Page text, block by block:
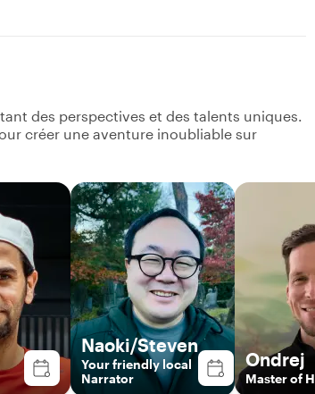
des perspectives et des talents uniques.
créer une aventure inoubliable sur
Naoki/Steven
Your friendly local
Narrator
Ondrej
Master of